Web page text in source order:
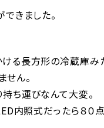
きました。
る長方形の冷蔵庫
ん。
ち運びなんて大変。
内照式だったら８０